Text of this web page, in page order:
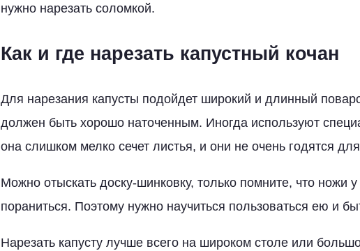
нужно нарезать соломкой.
Как и где нарезать капустный кочан
Для нарезания капусты подойдет широкий и длинный
должен быть хорошо наточенным. Иногда используют
она слишком мелко сечет листья, и они не очень годятся
Можно отыскать доску-шинковку, только помните, что ножи
пораниться. Поэтому нужно научиться пользоваться ею и
Нарезать капусту лучше всего на широком столе или